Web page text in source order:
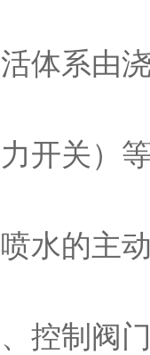
体系由
开关）
水的主
控制阀